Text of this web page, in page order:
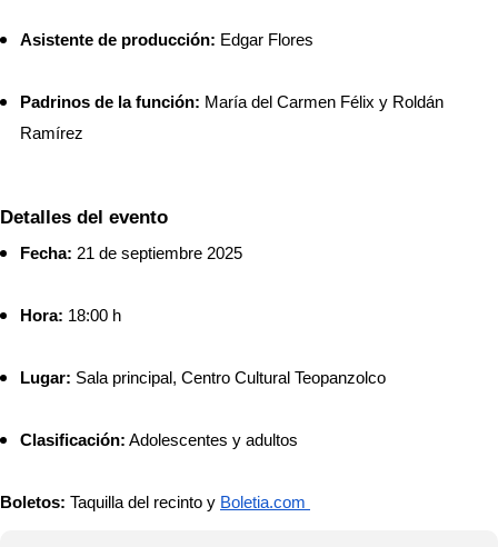
Asistente de producción: Edgar Flores
Padrinos de la función: María del Carmen Félix y Roldán
Ramírez
Detalles del evento
Fecha: 21 de septiembre 2025
Hora: 18:00 h
Lugar: Sala principal, Centro Cultural Teopanzolco
Clasificación: Adolescentes y adultos
Boletos: Taquilla del recinto y Boletia.com